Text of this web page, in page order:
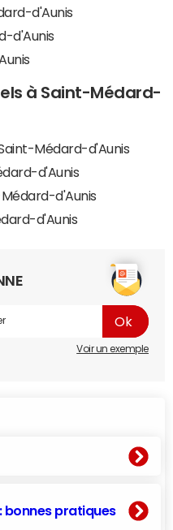
d'Aunis
d'Aunis
à Saint-Médard-
Médard-d'Aunis
d'Aunis
d'Aunis
d'Aunis
Voir un exemple
bonnes pratiques